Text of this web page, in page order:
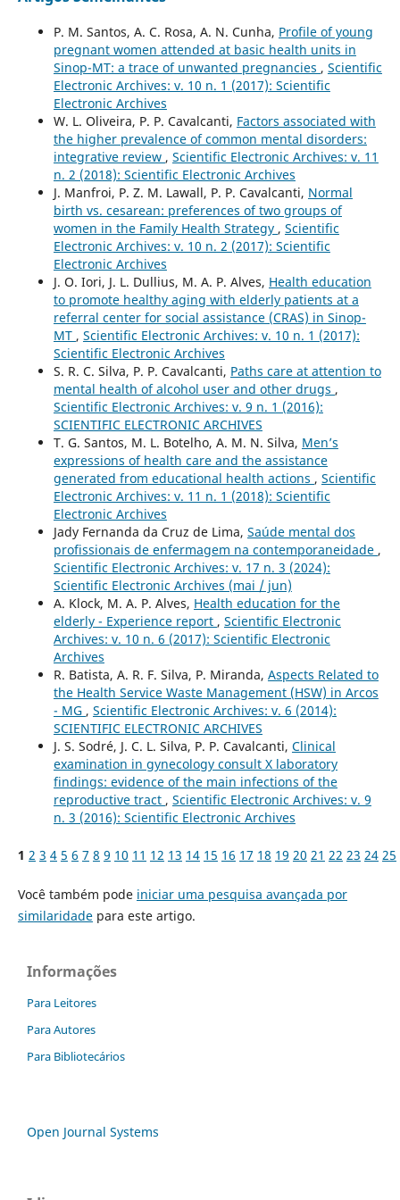
P. M. Santos, A. C. Rosa, A. N. Cunha, Profile of young
pregnant women attended at basic health units in
Sinop-MT: a trace of unwanted pregnancies , Scientific
Electronic Archives: v. 10 n. 1 (2017): Scientific
Electronic Archives
W. L. Oliveira, P. P. Cavalcanti, Factors associated with
the higher prevalence of common mental disorders:
integrative review , Scientific Electronic Archives: v. 11
n. 2 (2018): Scientific Electronic Archives
J. Manfroi, P. Z. M. Lawall, P. P. Cavalcanti, Normal
birth vs. cesarean: preferences of two groups of
women in the Family Health Strategy , Scientific
Electronic Archives: v. 10 n. 2 (2017): Scientific
Electronic Archives
J. O. Iori, J. L. Dullius, M. A. P. Alves, Health education
to promote healthy aging with elderly patients at a
referral center for social assistance (CRAS) in Sinop-
MT , Scientific Electronic Archives: v. 10 n. 1 (2017):
Scientific Electronic Archives
S. R. C. Silva, P. P. Cavalcanti, Paths care at attention to
mental health of alcohol user and other drugs ,
Scientific Electronic Archives: v. 9 n. 1 (2016):
SCIENTIFIC ELECTRONIC ARCHIVES
T. G. Santos, M. L. Botelho, A. M. N. Silva, Men’s
expressions of health care and the assistance
generated from educational health actions , Scientific
Electronic Archives: v. 11 n. 1 (2018): Scientific
Electronic Archives
Jady Fernanda da Cruz de Lima, Saúde mental dos
profissionais de enfermagem na contemporaneidade ,
Scientific Electronic Archives: v. 17 n. 3 (2024):
Scientific Electronic Archives (mai / jun)
A. Klock, M. A. P. Alves, Health education for the
elderly - Experience report , Scientific Electronic
Archives: v. 10 n. 6 (2017): Scientific Electronic
Archives
R. Batista, A. R. F. Silva, P. Miranda, Aspects Related to
the Health Service Waste Management (HSW) in Arcos
- MG , Scientific Electronic Archives: v. 6 (2014):
SCIENTIFIC ELECTRONIC ARCHIVES
J. S. Sodré, J. C. L. Silva, P. P. Cavalcanti, Clinical
examination in gynecology consult X laboratory
findings: evidence of the main infections of the
reproductive tract , Scientific Electronic Archives: v. 9
n. 3 (2016): Scientific Electronic Archives
1 2 3 4 5 6 7 8 9 10 11 12 13 14 15 16 17 18 19 20 21 22 23 24 25
Você também pode iniciar uma pesquisa avançada por
similaridadepara este artigo.
Informações
Para Leitores
Para Autores
Para Bibliotecários
Open Journal Systems